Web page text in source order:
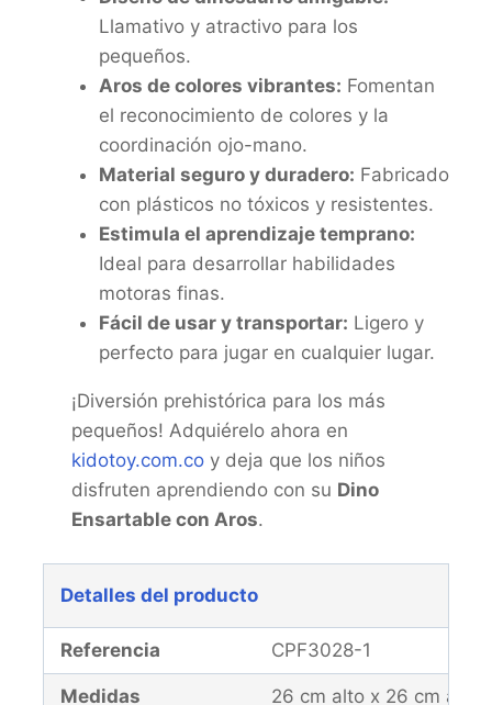
Llamativo y atractivo para los
pequeños.
Aros de colores vibrantes: Fomentan
el reconocimiento de colores y la
coordinación ojo-mano.
Material seguro y duradero: Fabricado
con plásticos no tóxicos y resistentes.
Estimula el aprendizaje temprano:
Ideal para desarrollar habilidades
motoras finas.
Fácil de usar y transportar: Ligero y
perfecto para jugar en cualquier lugar.
¡Diversión prehistórica para los más
pequeños! Adquiérelo ahora en
kidotoy.com.coy deja que los niños
disfruten aprendiendo con su Dino
Ensartable con Aros.
Detalles del producto
Referencia CPF3028-1
Medidas 26 cm alto x 26 cm